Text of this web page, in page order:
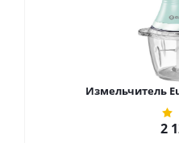
Измельчитель
2